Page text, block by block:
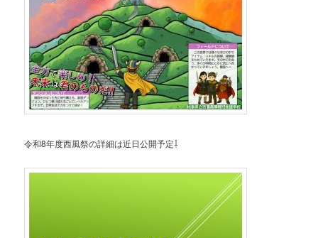
令和8年度西風祭の詳細は近日公開予定⇩